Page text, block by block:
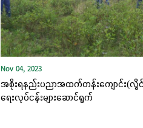
Nov 04, 2023
အစိုးရနည်းပညာအထက်တန်းကျောင်း(လွိုင်
ရေးလုပ်ငန်းများဆောင်ရွက်